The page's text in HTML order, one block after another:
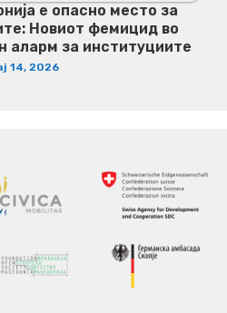
е опасно место за
Новиот фемицид во
аларм за институциите
14, 2026